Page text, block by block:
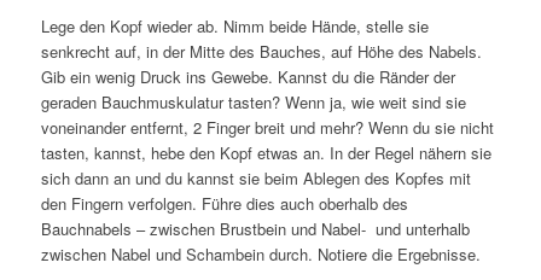
Lege den Kopf wieder ab. Nimm beide Hände, stelle sie
senkrecht auf, in der Mitte des Bauches, auf Höhe des Nabels.
Gib ein wenig Druck ins Gewebe. Kannst du die Ränder der
geraden Bauchmuskulatur tasten? Wenn ja, wie weit sind sie
voneinander entfernt, 2 Finger breit und mehr? Wenn du sie nicht
tasten, kannst, hebe den Kopf etwas an. In der Regel nähern sie
sich dann an und du kannst sie beim Ablegen des Kopfes mit
den Fingern verfolgen. Führe dies auch oberhalb des
Bauchnabels – zwischen Brustbein und Nabel- und unterhalb
zwischen Nabel und Schambein durch. Notiere die Ergebnisse.